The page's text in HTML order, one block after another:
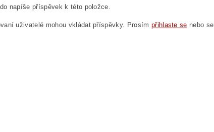
napíše příspěvek k této položce.
uživatelé mohou vkládat příspěvky. Prosím přihlaste se nebo se